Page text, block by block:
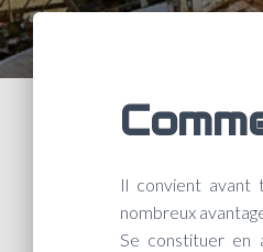
Il convient avant
nombreux
Se constituer en